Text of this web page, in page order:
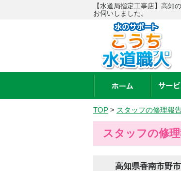
【水道局指定工事店】高知
お伺いしました。
TOP > スタッフの修理報
スタッフの修
高知県香南市野